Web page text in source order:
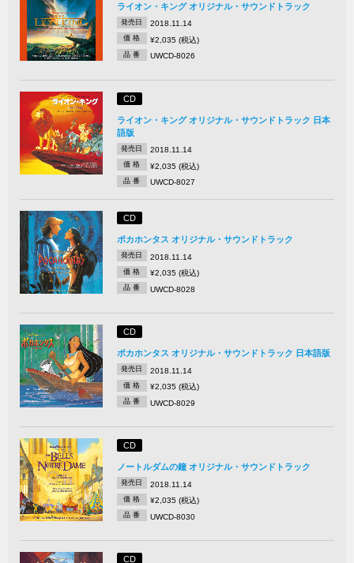
ライオン・キング オリジナル・サウンドトラック
発売日 2018.11.14
価 格 ¥2,035 (税込)
品 番 UWCD-8026
CD
ライオン・キング オリジナル・サウンドトラック 日本
語版
発売日 2018.11.14
価 格 ¥2,035 (税込)
品 番 UWCD-8027
CD
ポカホンタス オリジナル・サウンドトラック
発売日 2018.11.14
価 格 ¥2,035 (税込)
品 番 UWCD-8028
CD
ポカホンタス オリジナル・サウンドトラック 日本語版
発売日 2018.11.14
価 格 ¥2,035 (税込)
品 番 UWCD-8029
CD
ノートルダムの鐘 オリジナル・サウンドトラック
発売日 2018.11.14
価 格 ¥2,035 (税込)
品 番 UWCD-8030
CD